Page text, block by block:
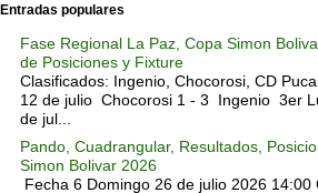
Entradas populares
Fase Regional La Paz, Copa Simon
de Posiciones y Fixture
Clasificados: Ingenio, Chocorosi, CD
12 de julio Chocorosi 1 - 3 Ingenio 3er
de jul...
Pando, Cuadrangular, Resultados,
Simon Bolivar 2026
Fecha 6 Domingo 26 de julio 2026